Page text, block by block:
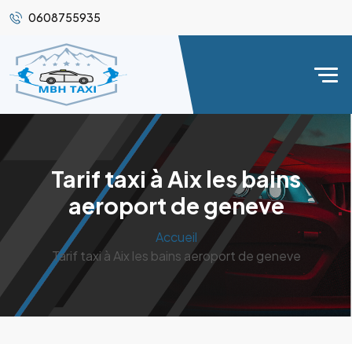
0608755935
Tarif taxi à Aix les bains
aeroport de geneve
Accueil
Tarif taxi à Aix les bains aeroport de geneve